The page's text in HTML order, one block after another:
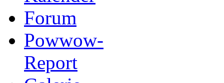
Forum
Powwow-
Report